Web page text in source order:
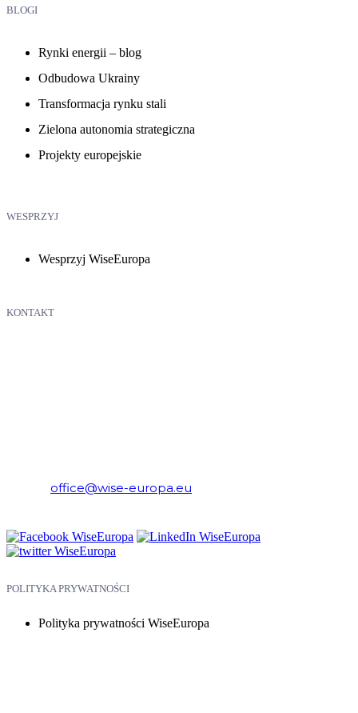
BLOGI
Rynki energii – blog
Odbudowa Ukrainy
Transformacja rynku stali
Zielona autonomia strategiczna
Projekty europejskie
WESPRZYJ
Wesprzyj WiseEuropa
KONTAKT
office@wise-europa.eu
POLITYKA PRYWATNOŚCI
Polityka prywatności WiseEuropa